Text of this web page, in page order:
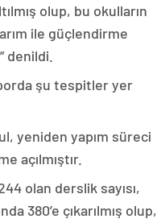
olup, bu okulların
ile güçlendirme
denildi.
şu tespitler yer
yeniden yapım süreci
açılmıştır.
olan derslik sayısı,
380’e çıkarılmış olup,